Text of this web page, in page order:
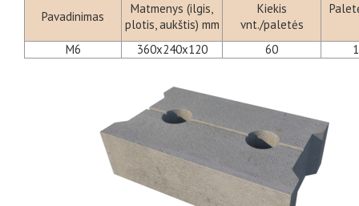
Pavadinimas
Matmenys (ilgis,
plotis, aukštis) mm
Kiekis
vnt./paletės
M6 360x240x120 60